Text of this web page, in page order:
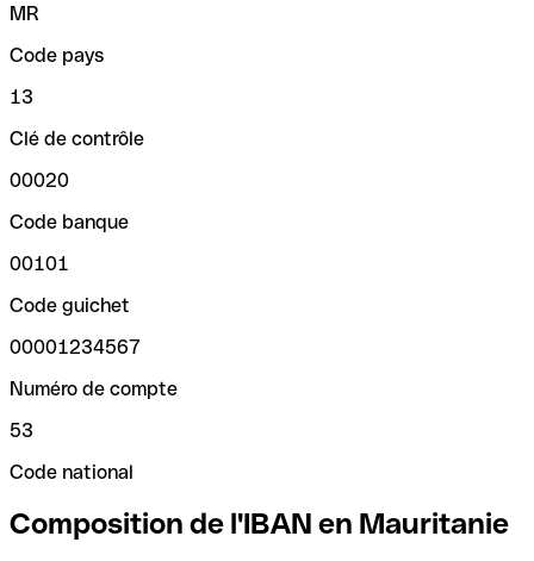
MR
Code pays
13
Clé de contrôle
00020
Code banque
00101
Code guichet
00001234567
Numéro de compte
53
Code national
Composition de l'IBAN en Mauritanie